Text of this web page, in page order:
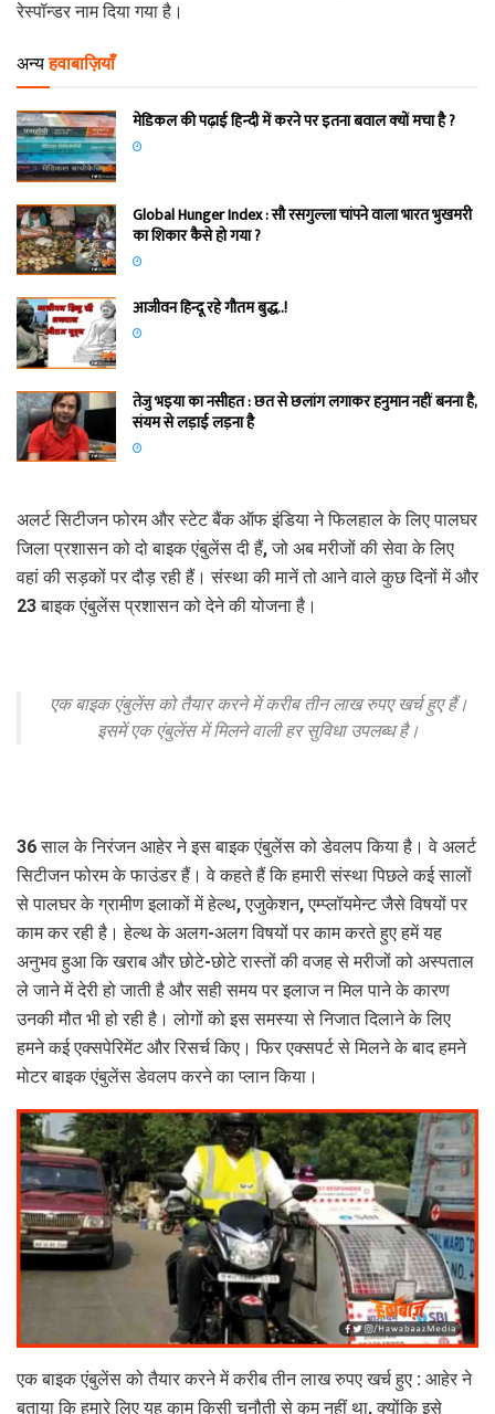
रेस्पॉन्डर नाम दिया गया है।
अन्य हवाबाज़ियाँ
मेडिकल की पढ़ाई हिन्‍दी में करने पर इतना बवाल क्‍यों मचा है ?
Global Hunger Index : सौ रसगुल्‍ला चांपने वाला भारत भुखमरी
का शिकार कैसे हो गया ?
आजीवन हिन्दू रहे गौतम बुद्ध..!
तेजु भइया का नसीहत : छत से छलांग लगाकर हनुमान नहीं बनना है,
संयम से लड़ाई लड़ना है
अलर्ट सिटीजन फोरम और स्टेट बैंक ऑफ इंडिया ने फिलहाल के लिए पालघर
जिला प्रशासन को दो बाइक एंबुलेंस दी हैं, जो अब मरीजों की सेवा के लिए
वहां की सड़कों पर दौड़ रही हैं। संस्था की मानें तो आने वाले कुछ दिनों में और
23 बाइक एंबुलेंस प्रशासन को देने की योजना है।
एक बाइक एंबुलेंस को तैयार करने में करीब तीन लाख रुपए खर्च हुए हैं।
इसमें एक एंबुलेंस में मिलने वाली हर सुविधा उपलब्ध है।
36 साल के निरंजन आहेर ने इस बाइक एंबुलेंस को डेवलप किया है। वे अलर्ट
सिटीजन फोरम के फाउंडर हैं। वे कहते हैं कि हमारी संस्था पिछले कई सालों
से पालघर के ग्रामीण इलाकों में हेल्थ, एजुकेशन, एम्प्लॉयमेन्ट जैसे विषयों पर
काम कर रही है। हेल्थ के अलग-अलग विषयों पर काम करते हुए हमें यह
अनुभव हुआ कि खराब और छोटे-छोटे रास्तों की वजह से मरीजों को अस्पताल
ले जाने में देरी हो जाती है और सही समय पर इलाज न मिल पाने के कारण
उनकी मौत भी हो रही है। लोगों को इस समस्या से निजात दिलाने के लिए
हमने कई एक्सपेरिमेंट और रिसर्च किए। फिर एक्सपर्ट से मिलने के बाद हमने
मोटर बाइक एंबुलेंस डेवलप करने का प्लान किया।
एक बाइक एंबुलेंस को तैयार करने में करीब तीन लाख रुपए खर्च हुए : आहेर ने
बताया कि हमारे लिए यह काम किसी चुनौती से कम नहीं था, क्योंकि इसे